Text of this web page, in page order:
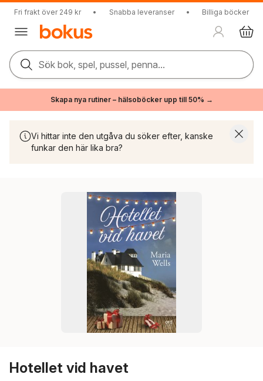
Fri frakt över 249 kr • Snabba leveranser • Billiga böcker
Sök bok, spel, pussel, penna...
Skapa nya rutiner – hälsoböcker upp till 50% →
Vi hittar inte den utgåva du söker efter, kanske
funkar den här lika bra?
Hotellet vid havet